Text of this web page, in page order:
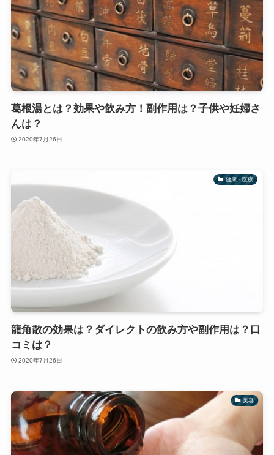
葛根湯とは？効果や飲み方！副作用は？子供や妊婦さ
んは？
2020年7月26日
健康・医療
龍角散の効果は？ダイレクトの飲み方や副作用は？口
コミは？
2020年7月26日
美容